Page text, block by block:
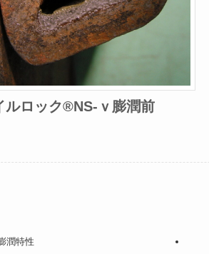
ルロック®NS-ｖ膨潤前
潤特性